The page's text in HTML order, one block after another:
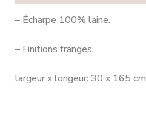
– Écharpe 100% laine.
– Finitions franges.
largeur x longeur: 30 x 165 cm